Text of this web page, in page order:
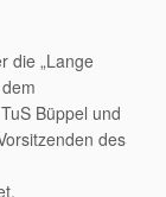
die „Lange
Büppel und
des